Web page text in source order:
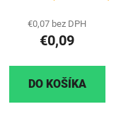
€0,07 bez DPH
€0,09
DO KOŠÍKA